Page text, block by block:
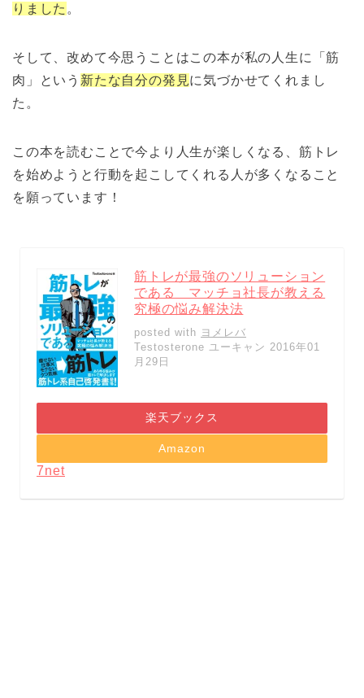
りました 。
そして、改めて今思うことはこの本が私の人生に「筋
肉」という 新たな自分の発見に気づかせてくれまし
た。
この本を読むことで今より人生が楽しくなる、筋トレ
を始めようと行動を起こしてくれる人が多くなること
を願っています！
筋トレが最強のソリューション
である マッチョ社長が教える
究極の悩み解決法
posted with ヨメレバ
Testosterone ユーキャン 2016年01
月29日
楽天ブックス
Amazon
7net